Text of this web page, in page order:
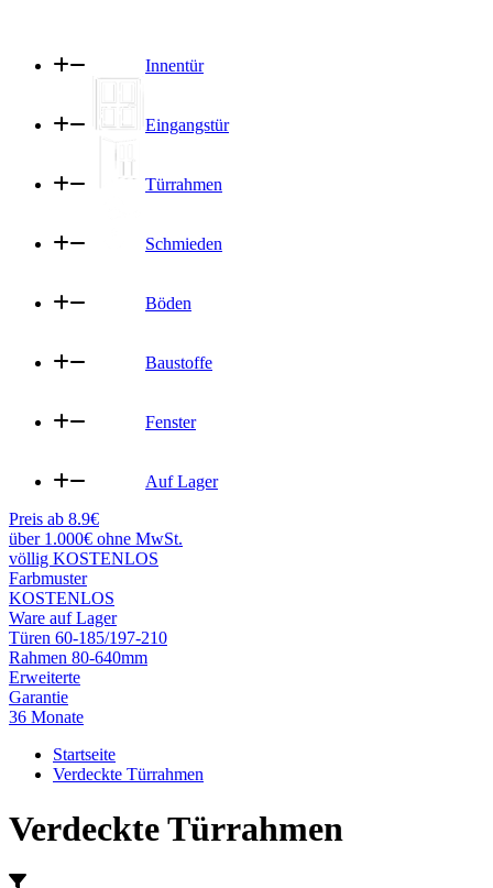
Innentür
Eingangstür
Türrahmen
Schmieden
Böden
Baustoffe
Fenster
Auf Lager
Preis ab 8.9€
über 1.000€ ohne MwSt.
völlig KOSTENLOS
Farbmuster
KOSTENLOS
Ware auf Lager
Türen 60-185/197-210
Rahmen 80-640mm
Erweiterte
Garantie
36 Monate
Startseite
Verdeckte Türrahmen
Verdeckte Türrahmen